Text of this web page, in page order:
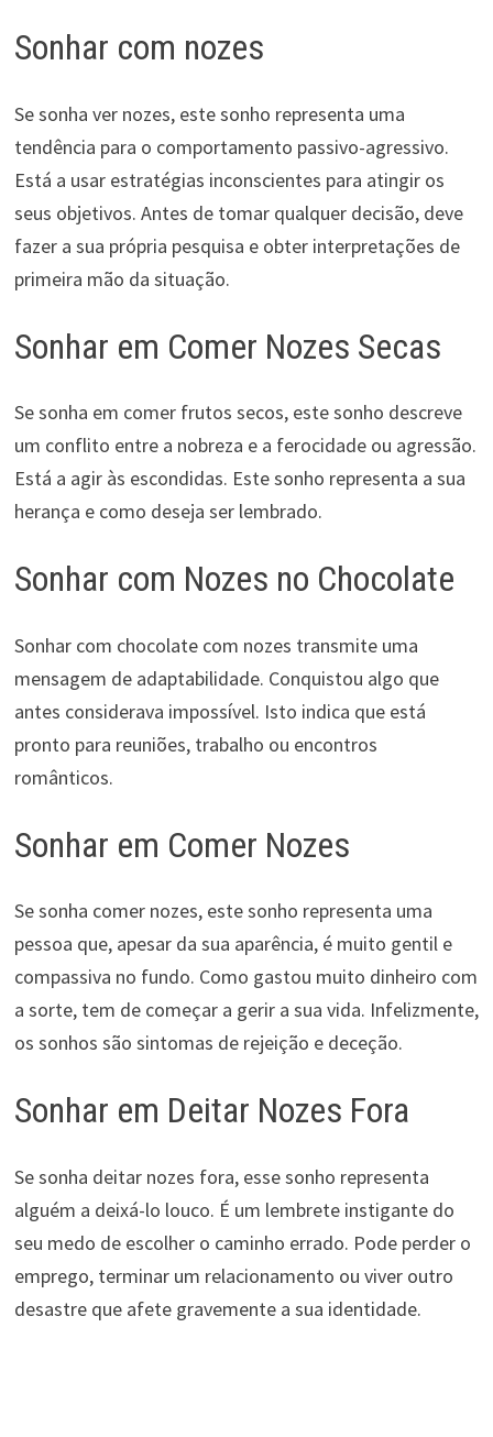
Sonhar com nozes
Se sonha ver nozes, este sonho representa uma
tendência para o comportamento passivo-agressivo.
Está a usar estratégias inconscientes para atingir os
seus objetivos. Antes de tomar qualquer decisão, deve
fazer a sua própria pesquisa e obter interpretações de
primeira mão da situação.
Sonhar em Comer Nozes Secas
Se sonha em comer frutos secos, este sonho descreve
um conflito entre a nobreza e a ferocidade ou agressão.
Está a agir às escondidas. Este sonho representa a sua
herança e como deseja ser lembrado.
Sonhar com Nozes no Chocolate
Sonhar com chocolate com nozes transmite uma
mensagem de adaptabilidade. Conquistou algo que
antes considerava impossível. Isto indica que está
pronto para reuniões, trabalho ou encontros
românticos.
Sonhar em Comer Nozes
Se sonha comer nozes, este sonho representa uma
pessoa que, apesar da sua aparência, é muito gentil e
compassiva no fundo. Como gastou muito dinheiro com
a sorte, tem de começar a gerir a sua vida. Infelizmente,
os sonhos são sintomas de rejeição e deceção.
Sonhar em Deitar Nozes Fora
Se sonha deitar nozes fora, esse sonho representa
alguém a deixá-lo louco. É um lembrete instigante do
seu medo de escolher o caminho errado. Pode perder o
emprego, terminar um relacionamento ou viver outro
desastre que afete gravemente a sua identidade.